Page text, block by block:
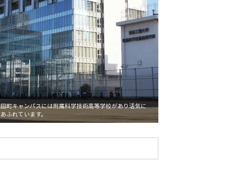
田町キャンパスには附属科学技術高等学校があり活気に
あふれています。